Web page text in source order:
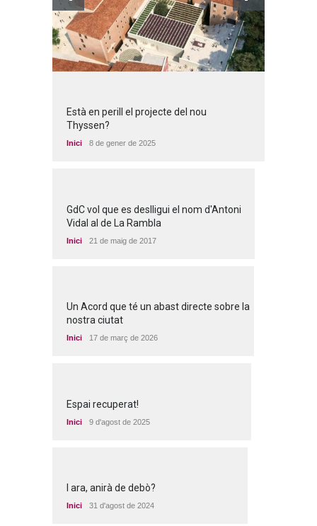
Està en perill el projecte del nou
Thyssen?
Inici 8 de gener de 2025
GdC vol que es deslligui el nom d'Antoni
Vidal al de La Rambla
Inici 21 de maig de 2017
Un Acord que té un abast directe sobre la
nostra ciutat
Inici 17 de març de 2026
Espai recuperat!
Inici 9 d'agost de 2025
I ara, anirà de debò?
Inici 31 d'agost de 2024